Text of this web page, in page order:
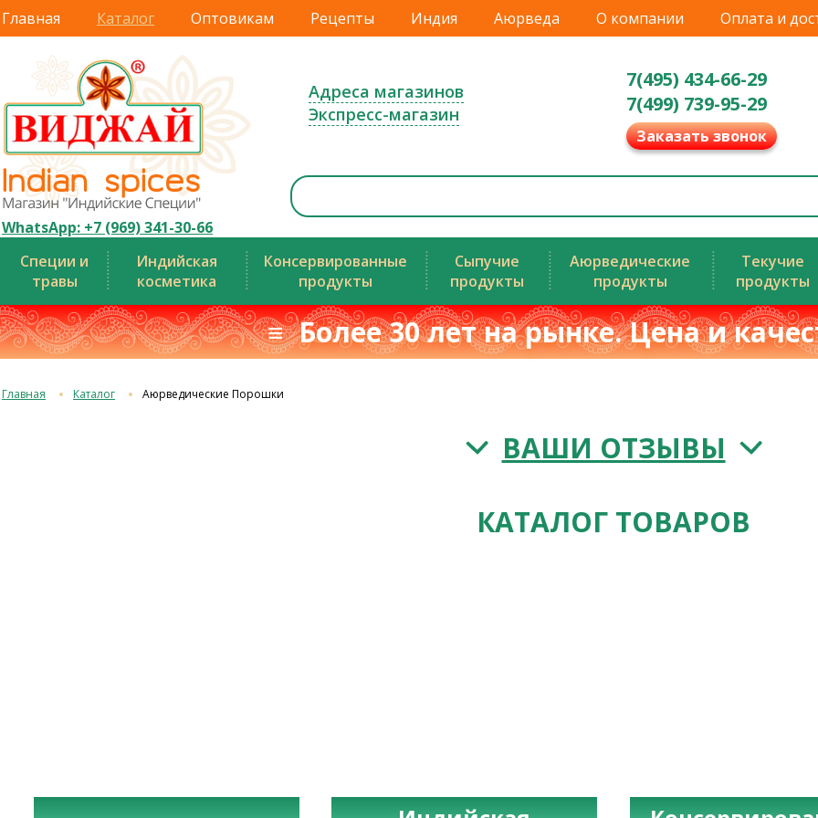
Главная Каталог Оптовикам Рецепты Индия Аюрведа О компании Оплата и
WhatsApp: +7 (969) 341-30-66
Адреса магазинов
Экспресс-магазин
7(495) 434-66-29
7(499) 739-95-29
Заказать звонок
Специи и
травы
Индийская
косметика
Консервированные
продукты
Сыпучие
продукты
Аюрведические
продукты
Текучие
продукты
≡ Более 30 лет на рынке. Цена и
Главная Каталог Аюрведические Порошки
ВАШИ ОТЗЫВЫ
КАТАЛОГ ТОВАРОВ